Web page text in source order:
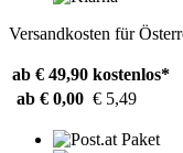
Versandkosten für
ab € 49,90 kostenlos*
ab € 0,00 € 5,49